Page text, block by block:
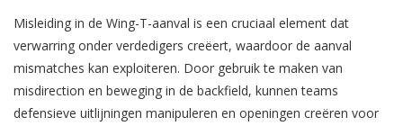
Misleiding in de Wing-T-aanval is een cruciaal element dat
verwarring onder verdedigers creëert, waardoor de aanval
mismatches kan exploiteren. Door gebruik te maken van
misdirection en beweging in de backfield, kunnen teams
defensieve uitlijningen manipuleren en openingen creëren voor